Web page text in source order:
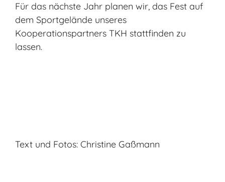
Für das nächste Jahr planen wir, das Fest auf
dem Sportgelände unseres
Kooperationspartners TKH stattfinden zu
lassen.
Text und Fotos: Christine Gaßmann